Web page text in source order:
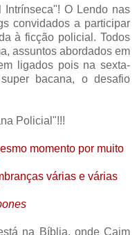
O Lendo nas
convidados a participar
à ficção policial. Todos
assuntos abordados em
ligados pois na sexta-
bacana, o desafio
Policial"!!!
momento por muito
várias e várias
na Bíblia, onde Caim